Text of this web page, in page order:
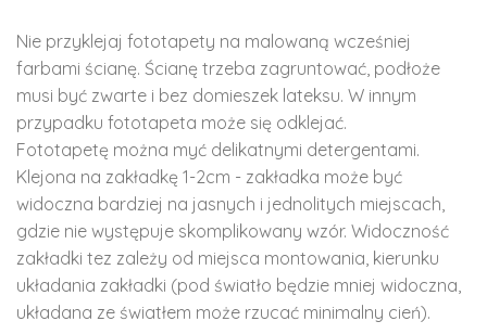
Nie przyklejaj fototapety na malowaną wcześniej
farbami ścianę. Ścianę trzeba zagruntować, podłoże
musi być zwarte i bez domieszek lateksu. W innym
przypadku fototapeta może się odklejać.
Fototapetę można myć delikatnymi detergentami.
Klejona na zakładkę 1-2cm - zakładka może być
widoczna bardziej na jasnych i jednolitych miejscach,
gdzie nie występuje skomplikowany wzór. Widoczność
zakładki tez zależy od miejsca montowania, kierunku
układania zakładki (pod światło będzie mniej widoczna,
układana ze światłem może rzucać minimalny cień).